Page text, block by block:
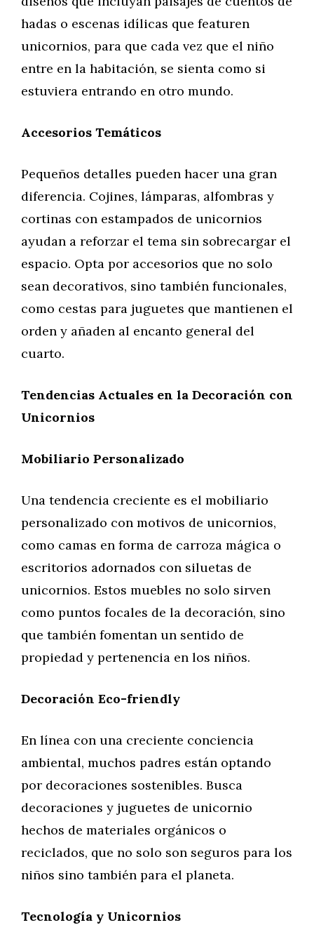
hadas o escenas idílicas que featuren
unicornios, para que cada vez que el niño
entre en la habitación, se sienta como si
estuviera entrando en otro mundo.
Accesorios Temáticos
Pequeños detalles pueden hacer una gran
diferencia. Cojines, lámparas, alfombras y
cortinas con estampados de unicornios
ayudan a reforzar el tema sin sobrecargar el
espacio. Opta por accesorios que no solo
sean decorativos, sino también funcionales,
como cestas para juguetes que mantienen el
orden y añaden al encanto general del
cuarto.
Tendencias Actuales en la Decoración con
Unicornios
Mobiliario Personalizado
Una tendencia creciente es el mobiliario
personalizado con motivos de unicornios,
como camas en forma de carroza mágica o
escritorios adornados con siluetas de
unicornios. Estos muebles no solo sirven
como puntos focales de la decoración, sino
que también fomentan un sentido de
propiedad y pertenencia en los niños.
Decoración Eco-friendly
En línea con una creciente conciencia
ambiental, muchos padres están optando
por decoraciones sostenibles. Busca
decoraciones y juguetes de unicornio
hechos de materiales orgánicos o
reciclados, que no solo son seguros para los
niños sino también para el planeta.
Tecnología y Unicornios